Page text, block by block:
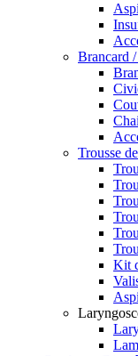
Brancard
Trousse
Kit